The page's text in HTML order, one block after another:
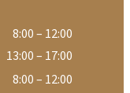
8:00 – 12:00
13:00 – 17:00
8:00 – 12:00